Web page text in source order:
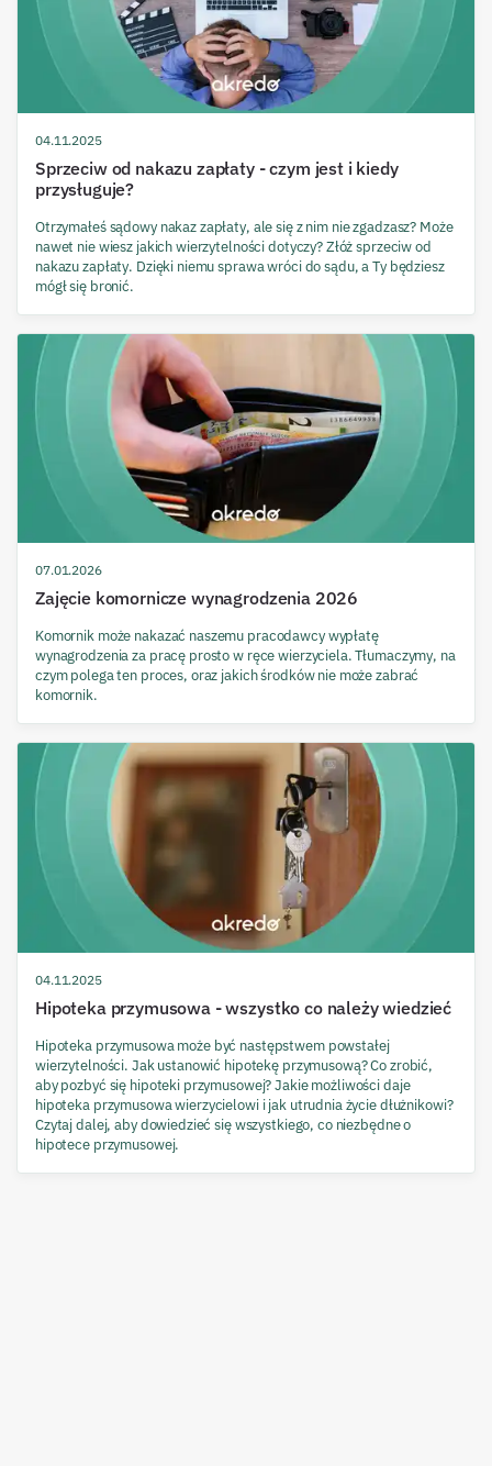
04.11.2025
Sprzeciw od nakazu zapłaty - czym jest i kiedy
przysługuje?
Otrzymałeś sądowy nakaz zapłaty, ale się z nim nie zgadzasz? Może
nawet nie wiesz jakich wierzytelności dotyczy? Złóż sprzeciw od
nakazu zapłaty. Dzięki niemu sprawa wróci do sądu, a Ty będziesz
mógł się bronić.
07.01.2026
Zajęcie komornicze wynagrodzenia 2026
Komornik może nakazać naszemu pracodawcy wypłatę
wynagrodzenia za pracę prosto w ręce wierzyciela. Tłumaczymy, na
czym polega ten proces, oraz jakich środków nie może zabrać
komornik.
04.11.2025
Hipoteka przymusowa - wszystko co należy wiedzieć
Hipoteka przymusowa może być następstwem powstałej
wierzytelności. Jak ustanowić hipotekę przymusową? Co zrobić,
aby pozbyć się hipoteki przymusowej? Jakie możliwości daje
hipoteka przymusowa wierzycielowi i jak utrudnia życie dłużnikowi?
Czytaj dalej, aby dowiedzieć się wszystkiego, co niezbędne o
hipotece przymusowej.